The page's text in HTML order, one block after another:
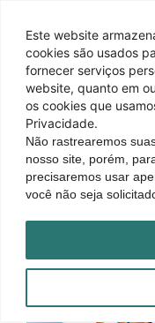
Este website
cookies são usados
fornecer serviços
website, quanto em
os cookies que
Privacidade.
Não rastrearemos
nosso site, porém,
precisaremos usar
você não seja